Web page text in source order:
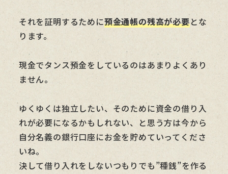
それを証明するために預金通帳の残高が必要とな
ります。
現金でタンス預金をしているのはあまりよくあり
ません。
ゆくゆくは独立したい、そのために資金の借り入
れが必要になるかもしれない、と思う方は今から
自分名義の銀行口座にお金を貯めていってくださ
いね。
決して借り入れをしないつもりでも”種銭”を作る